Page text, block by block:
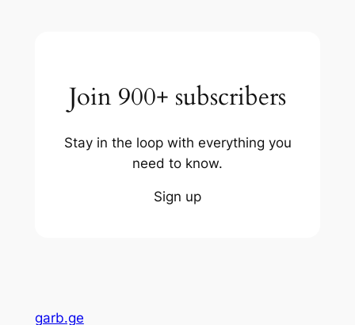
Join 900+ subscribers
Stay in the loop with everything you
need to know.
Sign up
garb.ge